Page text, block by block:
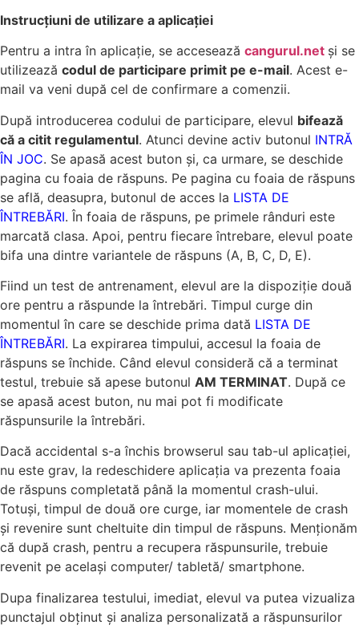
Instrucțiuni de utilizare a aplicației
Pentru a intra în aplicație, se accesează cangurul.net și se
utilizează codul de participare primit pe e-mail. Acest e-
mail va veni după cel de confirmare a comenzii.
După introducerea codului de participare, elevul bifează
că a citit regulamentul. Atunci devine activ butonul INTRĂ
ÎN JOC. Se apasă acest buton și, ca urmare, se deschide
pagina cu foaia de răspuns. Pe pagina cu foaia de răspuns
se află, deasupra, butonul de acces la LISTA DE
ÎNTREBĂRI. În foaia de răspuns, pe primele rânduri este
marcată clasa. Apoi, pentru fiecare întrebare, elevul poate
bifa una dintre variantele de răspuns (A, B, C, D, E).
Fiind un test de antrenament, elevul are la dispoziție două
ore pentru a răspunde la întrebări. Timpul curge din
momentul în care se deschide prima dată LISTA DE
ÎNTREBĂRI. La expirarea timpului, accesul la foaia de
răspuns se închide. Când elevul consideră că a terminat
testul, trebuie să apese butonul AM TERMINAT. După ce
se apasă acest buton, nu mai pot fi modificate
răspunsurile la întrebări.
Dacă accidental s-a închis browserul sau tab-ul aplicației,
nu este grav, la redeschidere aplicația va prezenta foaia
de răspuns completată până la momentul crash-ului.
Totuși, timpul de două ore curge, iar momentele de crash
și revenire sunt cheltuite din timpul de răspuns. Menționăm
că după crash, pentru a recupera răspunsurile, trebuie
revenit pe același computer/ tabletă/ smartphone.
Dupa finalizarea testului, imediat, elevul va putea vizualiza
punctajul obţinut şi analiza personalizată a răspunsurilor